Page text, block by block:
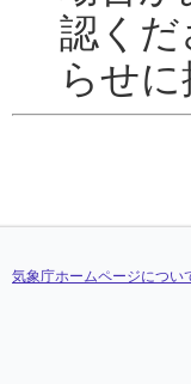
認くだ
らせに
気象庁ホームページについ